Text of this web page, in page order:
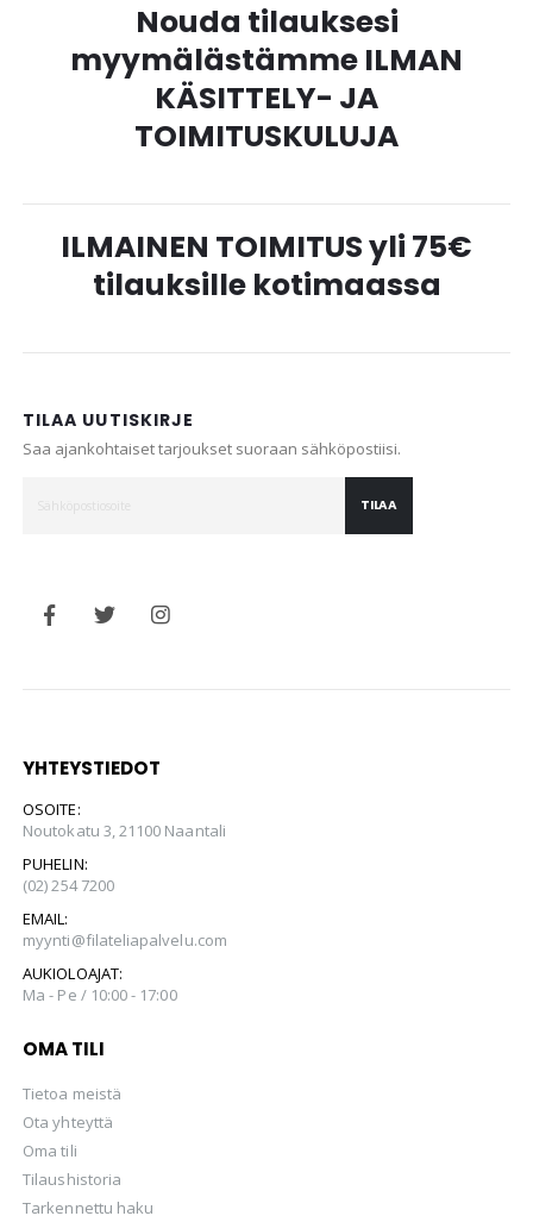
Nouda tilauksesi
myymälästämme ILMAN
KÄSITTELY- JA
TOIMITUSKULUJA
ILMAINEN TOIMITUS yli 75€
tilauksille kotimaassa
TILAA UUTISKIRJE
Saa ajankohtaiset tarjoukset suoraan sähköpostiisi.
TILAA
YHTEYSTIEDOT
OSOITE:
Noutokatu 3, 21100 Naantali
PUHELIN:
(02) 254 7200
EMAIL:
myynti@filateliapalvelu.com
AUKIOLOAJAT:
Ma - Pe / 10:00 - 17:00
OMA TILI
Tietoa meistä
Ota yhteyttä
Oma tili
Tilaushistoria
Tarkennettu haku